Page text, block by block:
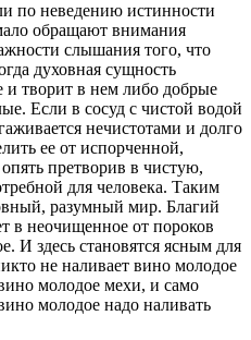
по неведению истинности
обращают внимания
слышания того, что
духовная сущность
и творит в нем либо добрые
Если в сосуд с чистой водой
нечистотами и долго
ее от испорченной,
претворив в чистую,
для человека. Таким
разумный мир. Благий
в неочищенное от пороков
И здесь становятся ясным для
не наливает вино молодое
молодое мехи, и само
молодое надо наливать